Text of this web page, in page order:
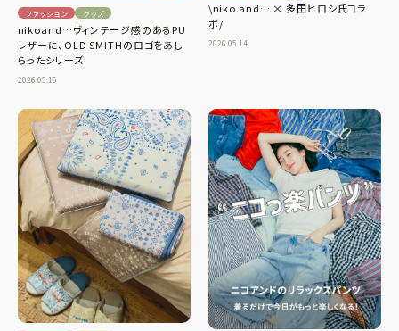
ファッション グッズ
nikoand…ヴィンテージ感のあるPU
レザーに、OLD SMITHのロゴをあし
らったシリーズ!
2026.05.15
\niko and… × 多田ヒロシ氏コラ
ボ/
2026.05.14